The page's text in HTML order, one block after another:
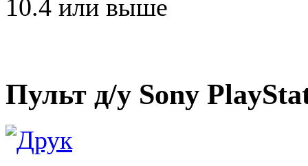
10.4 или выше
Пульт д/у Sony